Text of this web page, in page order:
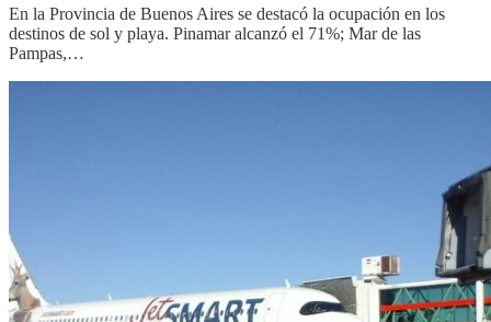
En la Provincia de Buenos Aires se destacó la ocupación en los
destinos de sol y playa. Pinamar alcanzó el 71%; Mar de las
Pampas,…